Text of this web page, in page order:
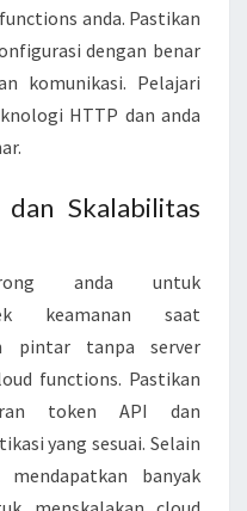
anda. Pastikan
dengan benar
komunikasi. Pelajari
HTTP dan anda
dan Skalabilitas
anda untuk
keamanan saat
pintar tanpa server
functions. Pastikan
token API dan
yang sesuai. Selain
banyak